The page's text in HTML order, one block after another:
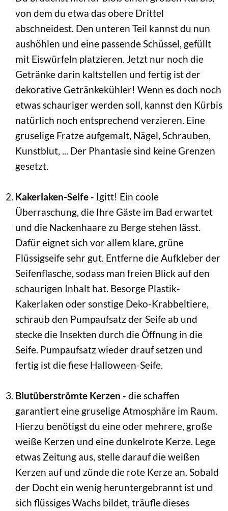
von dem du etwa das obere Drittel
abschneidest. Den unteren Teil kannst du nun
aushöhlen und eine passende Schüssel, gefüllt
mit Eiswürfeln platzieren. Jetzt nur noch die
Getränke darin kaltstellen und fertig ist der
dekorative Getränkekühler! Wenn es doch noch
etwas schauriger werden soll, kannst den Kürbis
natürlich noch entsprechend verzieren. Eine
gruselige Fratze aufgemalt, Nägel, Schrauben,
Kunstblut, ... Der Phantasie sind keine Grenzen
gesetzt.
Kakerlaken-Seife - Igitt! Ein coole
Überraschung, die Ihre Gäste im Bad erwartet
und die Nackenhaare zu Berge stehen lässt.
Dafür eignet sich vor allem klare, grüne
Flüssigseife sehr gut. Entferne die Aufkleber der
Seifenflasche, sodass man freien Blick auf den
schaurigen Inhalt hat. Besorge Plastik-
Kakerlaken oder sonstige Deko-Krabbeltiere,
schraub den Pumpaufsatz der Seife ab und
stecke die Insekten durch die Öffnung in die
Seife. Pumpaufsatz wieder drauf setzen und
fertig ist die fiese Halloween-Seife.
Blutüberströmte Kerzen - die schaffen
garantiert eine gruselige Atmosphäre im Raum.
Hierzu benötigst du eine oder mehrere, große
weiße Kerzen und eine dunkelrote Kerze. Lege
etwas Zeitung aus, stelle darauf die weißen
Kerzen auf und zünde die rote Kerze an. Sobald
der Docht ein wenig heruntergebrannt ist und
sich flüssiges Wachs bildet, träufle dieses